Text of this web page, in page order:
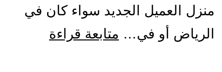
منزل العميل الجديد سواء كان في
الرياض أو في… متابعة قراءة